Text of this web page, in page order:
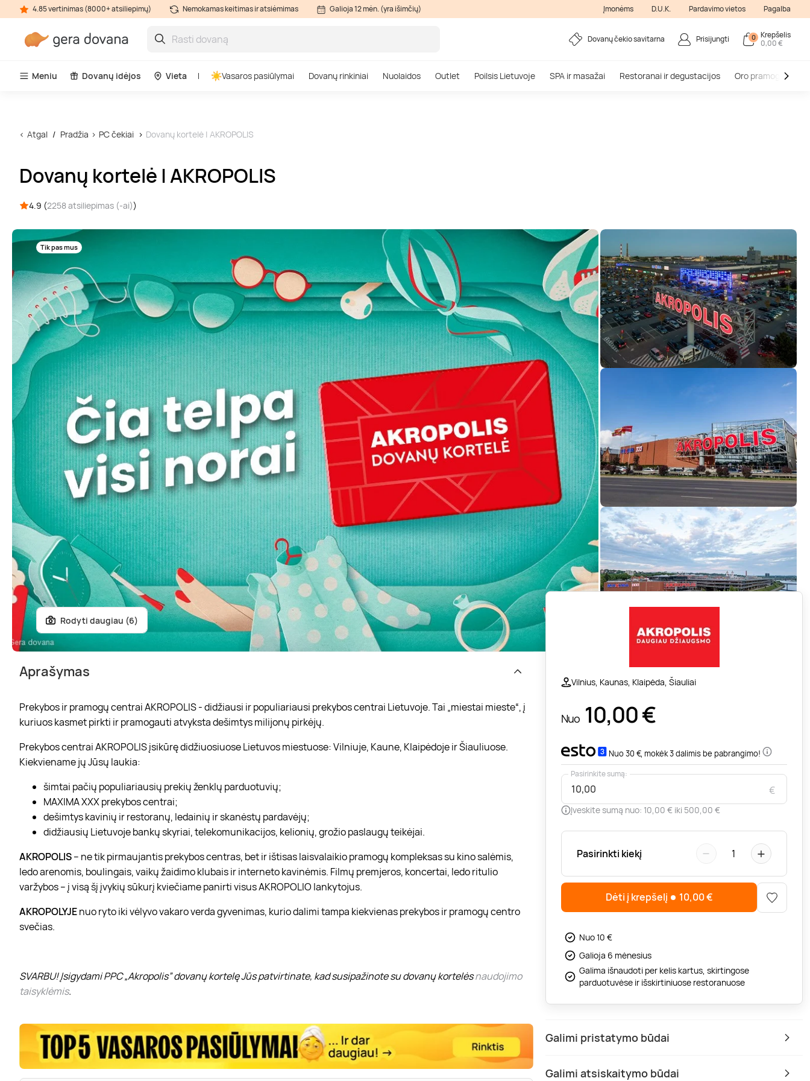
4.85 vertinimas (8000+ atsiliepimų) Nemokamas keitimas ir atsiėmimas Galioja 12 mėn. (yra išimčių) Įmonėms D.U.K. Pardavimo vietos Pagalba
Dovanų čekio savitarna Prisijungti 0 Krepšelis
0,00 €
Meniu Dovanų idėjos Vieta Vasaros pasiūlymai Dovanų rinkiniai Nuolaidos Outlet Poilsis Lietuvoje SPA ir masažai Restoranai ir degustacijos Oro pramogos
Atgal Pradžia PC čekiai Dovanų kortelė | AKROPOLIS
Dovanų kortelė | AKROPOLIS
4.9 (2258 atsiliepimas (-ai))
Tik pas mus
Rodyti daugiau (6)
Vilnius, Kaunas, Klaipėda, Šiauliai
Nuo 10,00€
Nuo 30 €, mokėk 3 dalimis be pabrangimo!
€
Pasirinkite sumą:
Įveskite sumą nuo: 10,00 € iki 500,00 €
Pasirinkti kiekį − 1 +
Dėti į krepšelį 10,00€
Nuo 10 €
Galioja 6 mėnesius
Galima išnaudoti per kelis kartus, skirtingose
parduotuvėse ir išskirtiniuose restoranuose
Galimi pristatymo būdai
Galimi atsiskaitymo būdai
Aprašymas
Prekybos ir pramogų centrai AKROPOLIS - didžiausi ir populiariausi prekybos centrai Lietuvoje. Tai „miestai mieste“, į
kuriuos kasmet pirkti ir pramogauti atvyksta dešimtys milijonų pirkėjų.
Prekybos centrai AKROPOLIS įsikūrę didžiuosiuose Lietuvos miestuose: Vilniuje, Kaune, Klaipėdoje ir Šiauliuose.
Kiekviename jų Jūsų laukia:
šimtai pačių populiariausių prekių ženklų parduotuvių;
MAXIMA XXX prekybos centrai;
dešimtys kavinių ir restoranų, ledainių ir skanėstų pardavėjų;
didžiausių Lietuvoje bankų skyriai, telekomunikacijos, kelionių, grožio paslaugų teikėjai.
AKROPOLIS– ne tik pirmaujantis prekybos centras, bet ir ištisas laisvalaikio pramogų kompleksas su kino salėmis,
ledo arenomis, boulingais, vaikų žaidimo klubais ir interneto kavinėmis. Filmų premjeros, koncertai, ledo ritulio
varžybos – į visą šį įvykių sūkurį kviečiame panirti visus AKROPOLIO lankytojus.
AKROPOLYJEnuo ryto iki vėlyvo vakaro verda gyvenimas, kurio dalimi tampa kiekvienas prekybos ir pramogų centro
svečias.
SVARBU! Įsigydami PPC „Akropolis” dovanų kortelę Jūs patvirtinate, kad susipažinote su dovanų kortelėsnaudojimo
taisyklėmis.